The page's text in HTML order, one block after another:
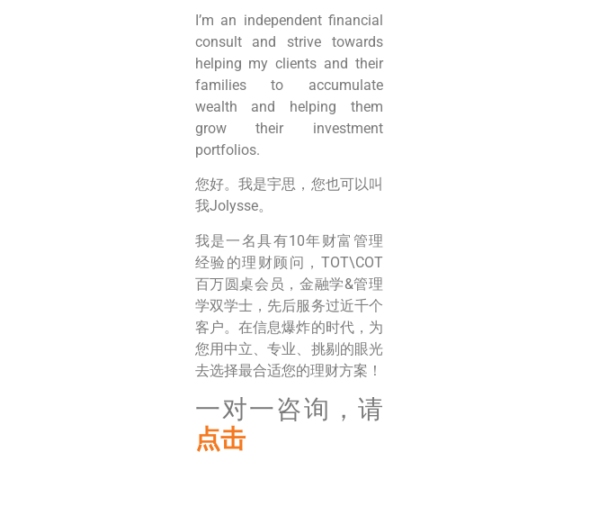
I’m an independent financial
consult and strive towards
helping my clients and their
families to accumulate
wealth and helping them
grow their investment
portfolios.
您好。我是宇思，您也可以叫
我Jolysse。
我是一名具有10年财富管理
经验的理财顾问，TOT\COT
百万圆桌会员，金融学&管理
学双学士，先后服务过近千个
客户。在信息爆炸的时代，为
您用中立、专业、挑剔的眼光
去选择最合适您的理财方案！
一对一咨询，请
点击